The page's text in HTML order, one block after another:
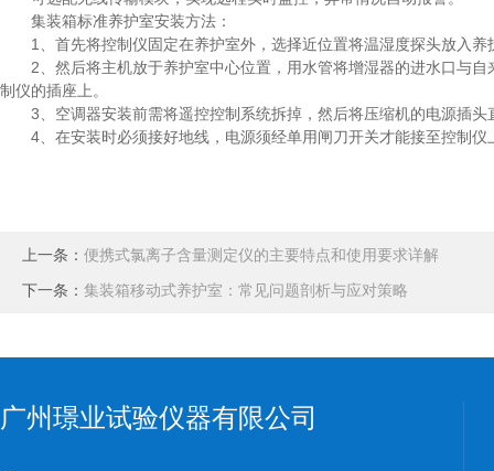
集装箱标准养护室安装方法：
1、首先将控制仪固定在养护室外，选择近位置将温湿度探头放入养
2、然后将主机放于养护室中心位置，用水管将增湿器的进水口与自
制仪的插座上。
3、空调器安装前需将遥控控制系统拆掉，然后将压缩机的电源插头
4、在安装时必须接好地线，电源须经单用闸刀开关才能接至控制仪
上一条： 便携式氯离子含量测定仪的主要特点和使用要求详解
下一条： 集装箱移动式养护室：常见问题剖析与应对策略
广州璟业试验仪器有限公司